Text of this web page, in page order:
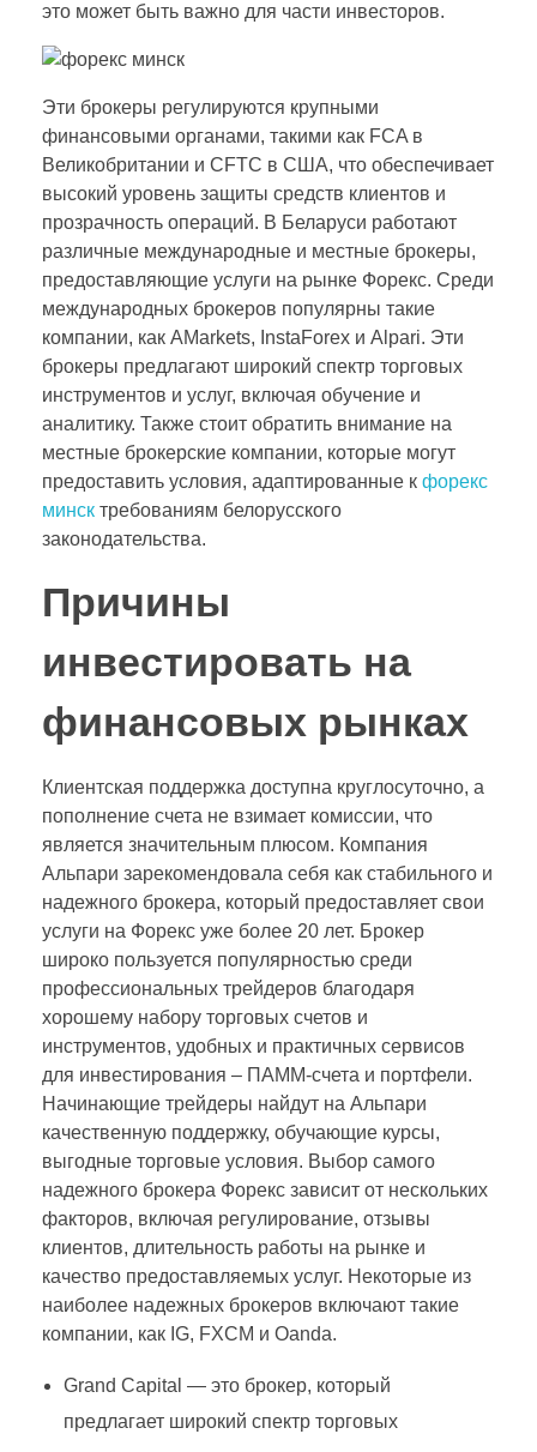
это может быть важно для части инвесторов.
Эти брокеры регулируются крупными
финансовыми органами, такими как FCA в
Великобритании и CFTC в США, что обеспечивает
высокий уровень защиты средств клиентов и
прозрачность операций. В Беларуси работают
различные международные и местные брокеры,
предоставляющие услуги на рынке Форекс. Среди
международных брокеров популярны такие
компании, как AMarkets, InstaForex и Alpari. Эти
брокеры предлагают широкий спектр торговых
инструментов и услуг, включая обучение и
аналитику. Также стоит обратить внимание на
местные брокерские компании, которые могут
предоставить условия, адаптированные к форекс
минск требованиям белорусского
законодательства.
Причины
инвестировать на
финансовых рынках
Клиентская поддержка доступна круглосуточно, а
пополнение счета не взимает комиссии, что
является значительным плюсом. Компания
Альпари зарекомендовала себя как стабильного и
надежного брокера, который предоставляет свои
услуги на Форекс уже более 20 лет. Брокер
широко пользуется популярностью среди
профессиональных трейдеров благодаря
хорошему набору торговых счетов и
инструментов, удобных и практичных сервисов
для инвестирования – ПАММ-счета и портфели.
Начинающие трейдеры найдут на Альпари
качественную поддержку, обучающие курсы,
выгодные торговые условия. Выбор самого
надежного брокера Форекс зависит от нескольких
факторов, включая регулирование, отзывы
клиентов, длительность работы на рынке и
качество предоставляемых услуг. Некоторые из
наиболее надежных брокеров включают такие
компании, как IG, FXCM и Oanda.
Grand Capital — это брокер, который
предлагает широкий спектр торговых